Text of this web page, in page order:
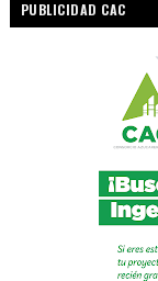
PUBLICIDAD CAC